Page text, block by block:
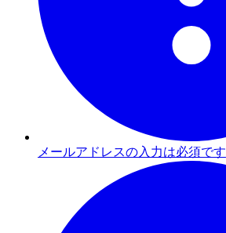
メールアドレスの入力は必須です